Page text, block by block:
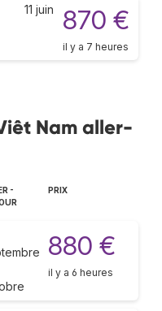
11 juin 870 €
il y a 7 heures
Nam aller-
-
PRIX
880 €
il y a 6 heures